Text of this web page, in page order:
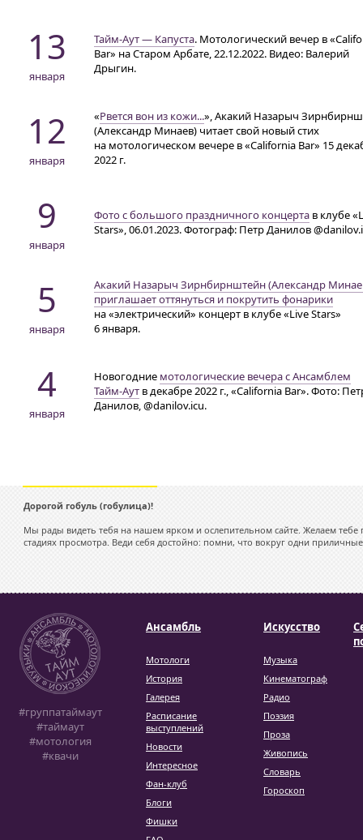
13
января
Тайм-Аут— Капуста. Мотологический вечер в
Bar» на Старом Арбате, 22.12.2022. Видео: Валерий
Дрыгин.
12
января
«Рвется вон из кожи...», Акакий Назарыч
(Александр Минаев) читает свой новый стих
на мотологическом вечере в «California Bar» 15
2022 г.
9
января
Фото с большого праздничного концерта в клубе
Stars», 06.01.2023. Фотограф: Петр Данилов
5
января
Акакий Назарыч Зирнбирнштейн (Александр
приглашает оттянуться и покрутить фонарики
на «электрический» концерт в клубе «Live Stars»
6 января.
4
января
Новогодние мотологические вечера с Ансамблем
Тайм-Аут в декабре 2022 г., «California Bar». Фото:
Данилов, @danilov.icu.
Дорогой гобуль (гобулица)!
Мы рады видеть тебя на нашем ярком и ослепительном сайте. Желаем тебе
стадиях просмотра. Веди себя достойно: помни, что вокруг одни
#группатаймаут
#таймаут
#мотология
#квачи
Ансамбль
Мотологи
История
Галерея
Расписание
выступлений
Новости
Интересное
Фан-клуб
Блоги
Фишки
Искусство
Музыка
Кинематограф
Радио
Поэзия
Проза
Живопись
Словарь
Гороскоп